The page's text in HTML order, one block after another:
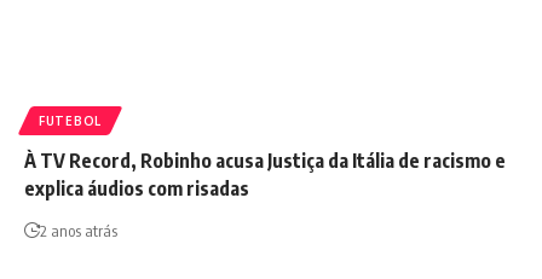
FUTEBOL
À TV Record, Robinho acusa Justiça da Itália de racismo e
explica áudios com risadas
2 anos atrás